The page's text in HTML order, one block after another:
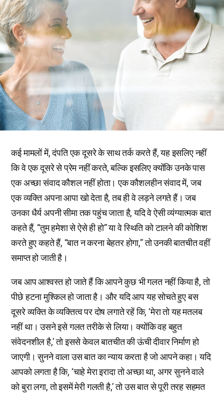
कई मामलों में, दंपति एक दूसरे के साथ तर्क करते हैं, यह इसलिए नहीं
कि वे एक दूसरे से प्रेम नहीं करते, बल्कि इसलिए क्योंकि उनके पास
एक अच्छा संवाद कौशल नहीं होता। एक कौशलहीन संवाद में, जब
एक व्यक्ति अपना आपा खो देता है, तब ही वे लड़ने लगते हैं। जब
उनका धैर्य अपनी सीमा तक पहुंच जाता है, यदि वे ऐसी व्यंग्यात्मक बात
कहते हैं, “तुम हमेशा से ऐसे ही हो” या वे स्थिति को टालने की कोशिश
करते हुए कहते हैं, “बात न करना बेहतर होगा,” तो उनकी बातचीत वहीं
समाप्त हो जाती है।
जब आप आश्वस्त हो जाते हैं कि आपने कुछ भी गलत नहीं किया है, तो
पीछे हटना मुश्किल हो जाता है। और यदि आप यह सोचते हुए बस
दूसरे व्यक्ति के व्यक्तित्व पर दोष लगाते रहें कि, ‘मेरा तो यह मतलब
नहीं था। उसने इसे गलत तरीके से लिया। क्योंकि वह बहुत
संवेदनशील है,’ तो इससे केवल बातचीत की ऊंची दीवार निर्माण हो
जाएगी। सुनने वाला उस बात का न्याय करता है जो आपने कहा। यदि
आपको लगता है कि, ‘चाहे मेरा इरादा तो अच्छा था, अगर सुनने वाले
को बुरा लगा, तो इसमें मेरी गलती है,’ तो उस बात से पूरी तरह सहमत